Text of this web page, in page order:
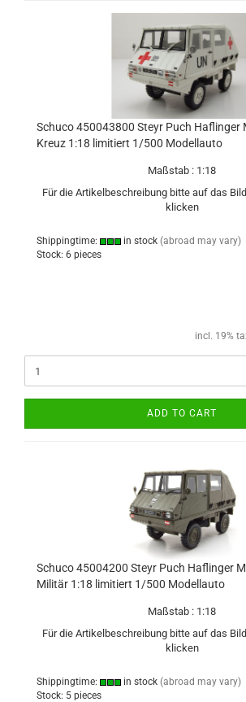
Schuco 450043800 Steyr Puch Haflinger
Kreuz 1:18 limitiert 1/500 Modellauto
Maßstab : 1:18
Für die Artikelbeschreibung bitte auf das
klicken
Shippingtime: in stock (abroad may vary)
Stock: 6 pieces
incl. 19%
ADD TO CART
Schuco 45004200 Steyr Puch Haflinger
Militär 1:18 limitiert 1/500 Modellauto
Maßstab : 1:18
Für die Artikelbeschreibung bitte auf das
klicken
Shippingtime: in stock (abroad may vary)
Stock: 5 pieces